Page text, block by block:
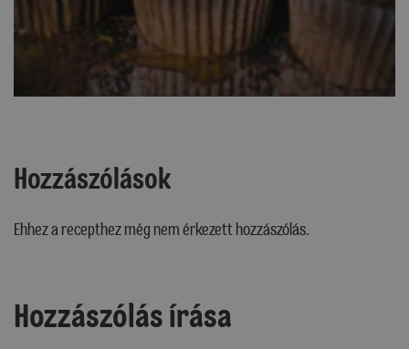
Hozzászólások
Ehhez a recepthez még nem érkezett hozzászólás.
Hozzászólás írása